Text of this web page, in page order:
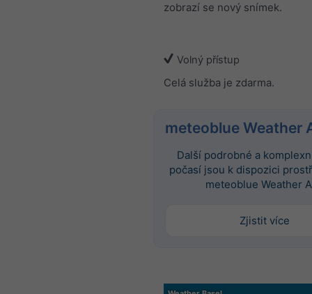
zobrazí se nový snímek.
Volný přístup
Celá služba je zdarma.
meteoblue Weather
Další podrobné a
počasí jsou k dispozici
meteoblue Weather
Zjistit více